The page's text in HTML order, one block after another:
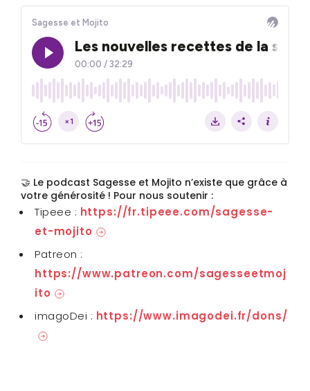
🤝 Le podcast Sagesse et Mojito n’existe que grâce à
votre générosité ! Pour nous soutenir :
Tipeee : https://fr.tipeee.com/sagesse-
et-mojito
Patreon :
https://www.patreon.com/sagesseetmoj
ito
imagoDei : https://www.imagodei.fr/dons/